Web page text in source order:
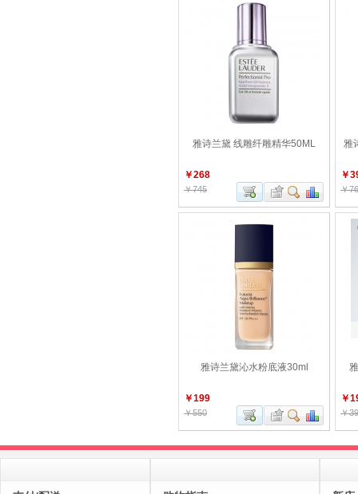
雅诗兰黛 线雕纤雕精华50ML
￥268
￥745
雅
￥
￥
雅诗兰黛沁水粉底液30ml
￥199
￥550
￥
￥